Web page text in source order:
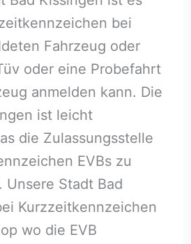
bei
Fahrzeug oder
oder eine Probefahrt
anmelden kann. Die
ist leicht
die Zulassungsstelle
EVBs zu
Unsere Stadt Bad
Kurzzeitkennzeichen
wo die EVB